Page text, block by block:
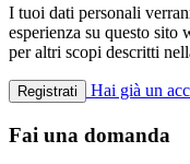
I tuoi dati personali
esperienza su questo sito
per altri scopi descritti
Registrati Hai già un
Fai una domanda